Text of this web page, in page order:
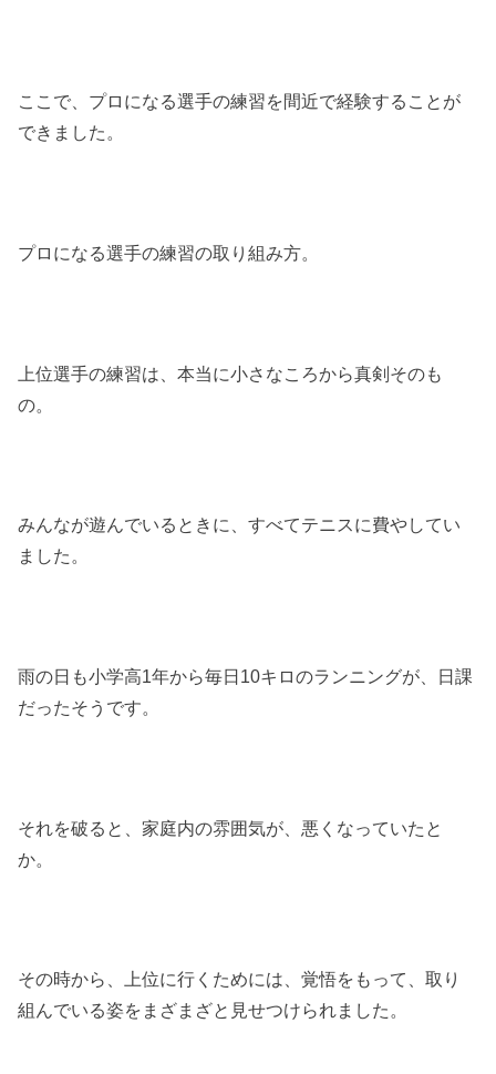
ここで、プロになる選手の練習を間近で経験することが
できました。
プロになる選手の練習の取り組み方。
上位選手の練習は、本当に小さなころから真剣そのも
の。
みんなが遊んでいるときに、すべてテニスに費やしてい
ました。
雨の日も小学高1年から毎日10キロのランニングが、日課
だったそうです。
それを破ると、家庭内の雰囲気が、悪くなっていたと
か。
その時から、上位に行くためには、覚悟をもって、取り
組んでいる姿をまざまざと見せつけられました。